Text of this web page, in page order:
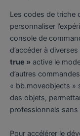
Les codes de triche
personnaliser
console de
d’accéder à
true » active le
d’autres
« bb.moveobjects »
des objets,
professionnels
Pour accélérer le